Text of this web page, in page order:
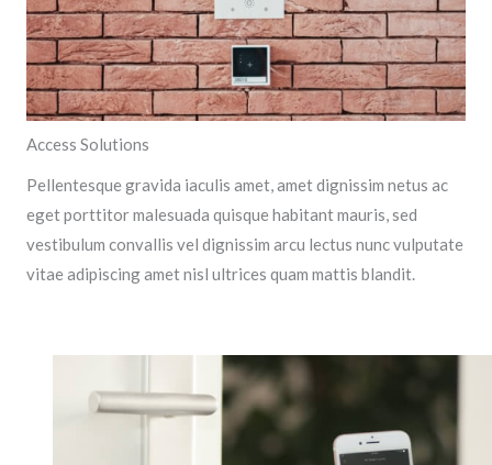
Access Solutions
Pellentesque gravida iaculis amet, amet dignissim netus ac
eget porttitor malesuada quisque habitant mauris, sed
vestibulum convallis vel dignissim arcu lectus nunc vulputate
vitae adipiscing amet nisl ultrices quam mattis blandit.